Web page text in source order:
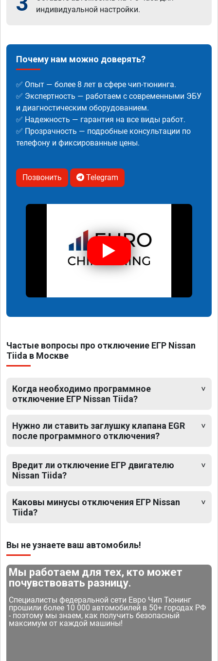
индивидуальной настройки.
Почему нам можно доверять?
✅ Опыт — более 8 лет в сфере чип-тюнинга.
✅ Экспертность — работаем с современными ЭБУ
и диагностическим оборудованием.
✅ Надежность — гарантия на все виды работ.
✅ Прозрачность — подробные консультации по
телефону и фиксированные цены.
Позвонить Telegram
Частые вопросы про отключение ЕГР Nissan
Tiida в Москве
Когда необходимо программное
отключение ЕГР Nissan Tiida?
Нужно ли ставить заглушку клапана EGR
после программного отключения?
Вредит ли отключение ЕГР двигателю
Nissan Tiida?
Каковы минусы отключения ЕГР Nissan
Tiida?
Вы не узнаете ваш автомобиль!
Мы работаем для тех, кто может
почувствовать разницу.
Специалисты федеральной сети Евро Чип Тюнинг
прошили более 10 000 автомобилей в 50+ городах РФ
- поэтому мы знаем, как получить безопасный
максимум от каждой машины!